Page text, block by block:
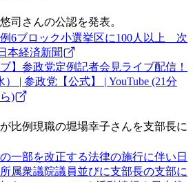
司さんの公認を発表。
6ブロック小選挙区に100人以上 次
本経済新聞
ブ】参政党定例記者会見ライブ配信！
） | 参政党【公式】 | YouTube (21分
)
が比例現職の堀場幸子さんを支部長に
一部を改正する法律の施行に伴い日
属衆議院議員並びに支部長の支部に